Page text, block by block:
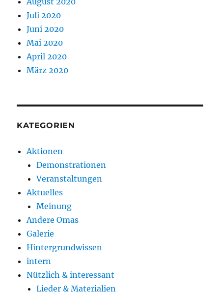
Juli 2020
Juni 2020
Mai 2020
April 2020
März 2020
KATEGORIEN
Aktionen
Demonstrationen
Veranstaltungen
Aktuelles
Meinung
Andere Omas
Galerie
Hintergrundwissen
intern
Nützlich & interessant
Lieder & Materialien